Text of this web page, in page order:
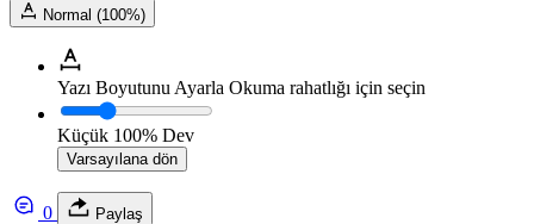
Normal (100%)
Yazı Boyutunu Ayarla Okuma rahatlığı için seçin
Küçük 100% Dev
Varsayılana dön
0 Paylaş